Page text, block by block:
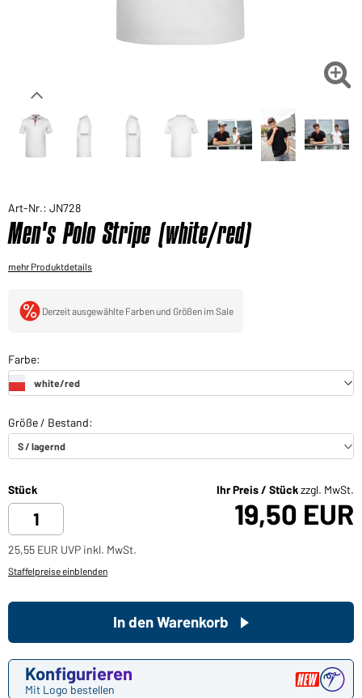

Art-Nr.: JN728
Men's Polo Stripe (white/red)
mehr Produktdetails
Derzeit ausgewählte Farben und Größen im Sale
Stück Ihr Preis / Stückzzgl. MwSt.
19,50 EUR
25,55 EUR UVP inkl. MwSt.
Staffelpreise einblenden
Konfigurieren
Mit Logo bestellen
In den Warenkorb